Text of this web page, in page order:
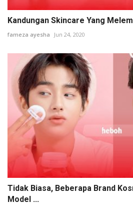
Kandungan Skincare Yang
fameza ayesha Jun 24, 2020
Tidak Biasa, Beberapa Brand
Model ...